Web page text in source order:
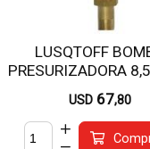
LUSQTOFF
PRESURIZADORA
LPS15-8.5Z
USD 67,80